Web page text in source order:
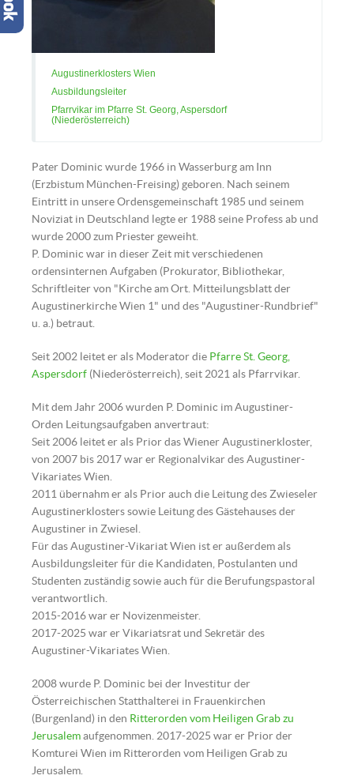
Augustinerklosters Wien
Ausbildungsleiter
Pfarrvikar im Pfarre St. Georg, Aspersdorf
(Niederösterreich)
Pater Dominic wurde 1966 in Wasserburg am Inn
(Erzbistum München-Freising) geboren. Nach seinem
Eintritt in unsere Ordensgemeinschaft 1985 und seinem
Noviziat in Deutschland legte er 1988 seine Profess ab und
wurde 2000 zum Priester geweiht.
P. Dominic war in dieser Zeit mit verschiedenen
ordensinternen Aufgaben (Prokurator, Bibliothekar,
Schriftleiter von "Kirche am Ort. Mitteilungsblatt der
Augustinerkirche Wien 1" und des "Augustiner-Rundbrief"
u. a.) betraut.
Seit 2002 leitet er als Moderator die Pfarre St. Georg,
Aspersdorf (Niederösterreich), seit 2021 als Pfarrvikar.
Mit dem Jahr 2006 wurden P. Dominic im Augustiner-
Orden Leitungsaufgaben anvertraut:
Seit 2006 leitet er als Prior das Wiener Augustinerkloster,
von 2007 bis 2017 war er Regionalvikar des Augustiner-
Vikariates Wien.
2011 übernahm er als Prior auch die Leitung des Zwieseler
Augustinerklosters sowie Leitung des Gästehauses der
Augustiner in Zwiesel.
Für das Augustiner-Vikariat Wien ist er außerdem als
Ausbildungsleiter für die Kandidaten, Postulanten und
Studenten zuständig sowie auch für die Berufungspastoral
verantwortlich.
2015-2016 war er Novizenmeister.
2017-2025 war er Vikariatsrat und Sekretär des
Augustiner-Vikariates Wien.
2008 wurde P. Dominic bei der Investitur der
Österreichischen Statthalterei in Frauenkirchen
(Burgenland) in den Ritterorden vom Heiligen Grab zu
Jerusalemaufgenommen. 2017-2025 war er Prior der
Komturei Wien im Ritterorden vom Heiligen Grab zu
Jerusalem.